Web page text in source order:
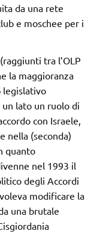
da una rete
e moschee per i
tra l’OLP
la maggioranza
legislativo
un lato un ruolo di
con Israele,
nella (seconda)
quanto
nel 1993 il
degli Accordi
modificare la
una brutale